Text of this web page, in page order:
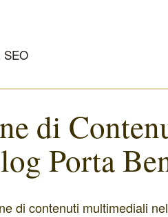
di
Porta
di contenuti multimediali